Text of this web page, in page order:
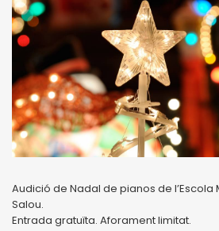
Audició de Nadal de pianos de l’Escola
Salou.
Entrada gratuïta. Aforament limitat.